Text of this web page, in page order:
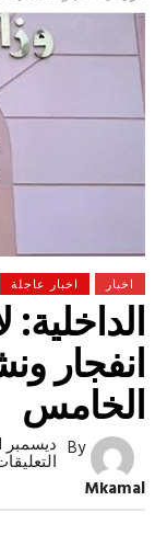
اخبار اخبار عاجلة
انفجار
الخامس
By
Mkamal
ديسمبر 01, 2019, 15:58 م
التعليقات